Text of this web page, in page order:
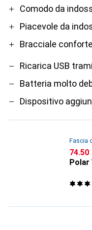
ProComodo da
Piacevole da
Bracciale
Contro
Ricarica USB
Batteria molto
Dispositivo
Fascia
CHF
74.50
Polar